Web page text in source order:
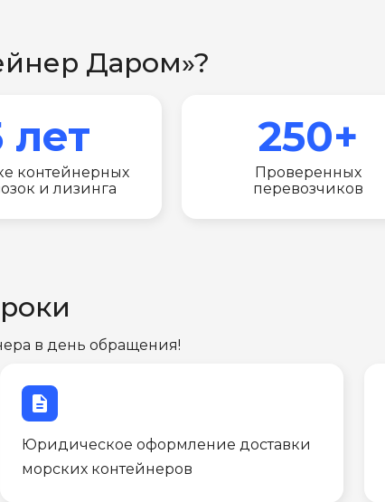
Даром»?
лет
контейнерных
и лизинга
250+
Проверенных
перевозчиков
в день обращения!
description
Юридическое оформление доставки
морских контейнеров